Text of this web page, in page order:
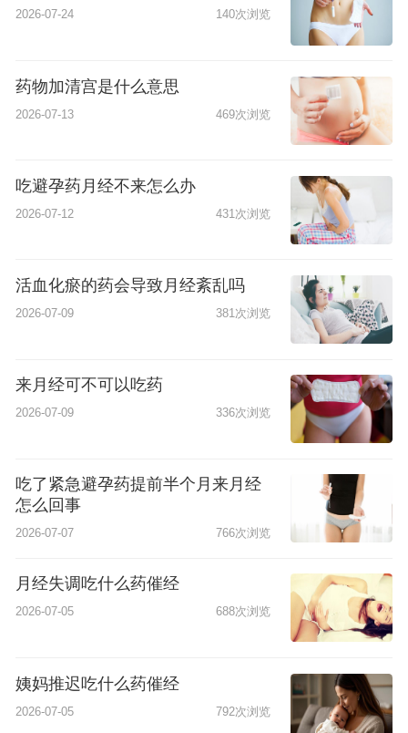
2026-07-24 140次浏览
药物加清宫是什么意思
2026-07-13 469次浏览
吃避孕药月经不来怎么办
2026-07-12 431次浏览
活血化瘀的药会导致月经紊乱吗
2026-07-09 381次浏览
来月经可不可以吃药
2026-07-09 336次浏览
吃了紧急避孕药提前半个月来月经
怎么回事
2026-07-07 766次浏览
月经失调吃什么药催经
2026-07-05 688次浏览
姨妈推迟吃什么药催经
2026-07-05 792次浏览